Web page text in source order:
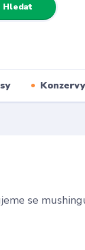
Hledat
Konzervy
se